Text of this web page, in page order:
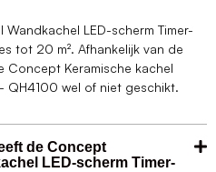
LED-scherm Timer-
tot 20 m². Afhankelijk van de
Concept Keramische kachel
QH4100 wel of niet geschikt.
de Concept
LED-scherm Timer-